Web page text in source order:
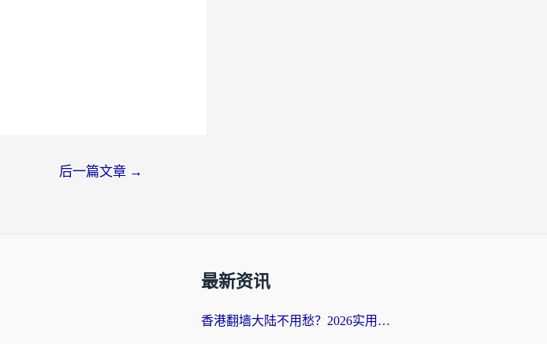
后一篇文章 →
最新资讯
香港翻墙大陆不用愁？2026实用回国加速器指南：从选到用一步到位